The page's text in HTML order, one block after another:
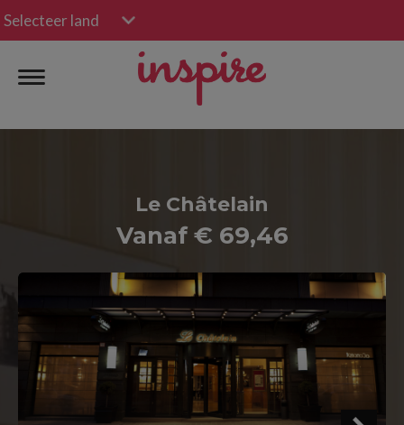
Selecteer land
Le Châtelain
Vanaf € 69,46